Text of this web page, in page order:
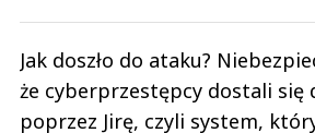
Jak doszło do ataku?
że cyberprzestępcy dostali się
poprzez Jirę, czyli system,